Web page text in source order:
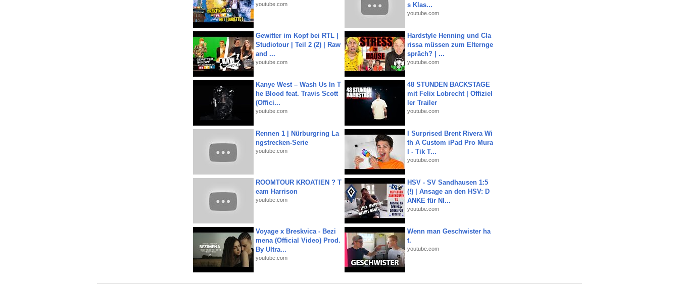
youtube.com
s Klas...
youtube.com
Gewitter im Kopf bei RTL |
Studiotour | Teil 2 (2) | Raw
and ...
youtube.com
Hardstyle Henning und Cla
rissa müssen zum Elternge
spräch? | ...
youtube.com
Kanye West – Wash Us In T
he Blood feat. Travis Scott
(Offici...
youtube.com
48 STUNDEN BACKSTAGE
mit Felix Lobrecht | Offiziel
ler Trailer
youtube.com
Rennen 1 | Nürburgring La
ngstrecken-Serie
youtube.com
I Surprised Brent Rivera Wi
th A Custom iPad Pro Mura
l - Tik T...
youtube.com
ROOMTOUR KROATIEN ? T
eam Harrison
youtube.com
HSV - SV Sandhausen 1:5
(!) | Ansage an den HSV: D
ANKE für NI...
youtube.com
Voyage x Breskvica - Bezi
mena (Official Video) Prod.
By Ultra...
youtube.com
Wenn man Geschwister ha
t.
youtube.com